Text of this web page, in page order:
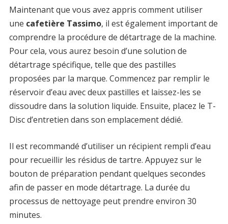
Maintenant que vous avez appris comment utiliser
une cafetière Tassimo, il est également important de
comprendre la procédure de détartrage de la machine.
Pour cela, vous aurez besoin d’une solution de
détartrage spécifique, telle que des pastilles
proposées par la marque. Commencez par remplir le
réservoir d’eau avec deux pastilles et laissez-les se
dissoudre dans la solution liquide. Ensuite, placez le T-
Disc d’entretien dans son emplacement dédié.
Il est recommandé d’utiliser un récipient rempli d’eau
pour recueillir les résidus de tartre. Appuyez sur le
bouton de préparation pendant quelques secondes
afin de passer en mode détartrage. La durée du
processus de nettoyage peut prendre environ 30
minutes.